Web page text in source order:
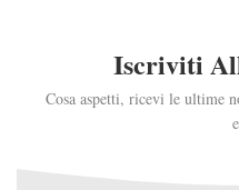
Iscriviti
Cosa aspetti, ricevi le ultime